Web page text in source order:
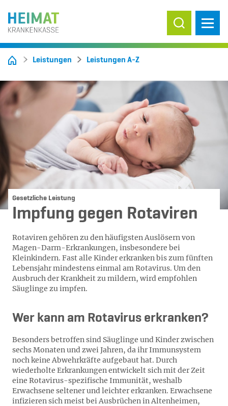
Suche ein-/
Leistungen Leistungen A-Z
Gesetzliche Leistung
Impfung gegen Rotaviren
Rotaviren gehören zu den häufigsten Auslösern von
Magen-Darm-Erkrankungen, insbesondere bei
Kleinkindern. Fast alle Kinder erkranken bis zum fünften
Lebensjahr mindestens einmal am Rotavirus. Um den
Ausbruch der Krankheit zu mildern, wird empfohlen
Säuglinge zu impfen.
Wer kann am Rotavirus erkranken?
Besonders betroffen sind Säuglinge und Kinder zwischen
sechs Monaten und zwei Jahren, da ihr Immunsystem
noch keine Abwehrkräfte aufgebaut hat. Durch
wiederholte Erkrankungen entwickelt sich mit der Zeit
eine Rotavirus-spezifische Immunität, weshalb
Erwachsene seltener und leichter erkranken. Erwachsene
infizieren sich meist bei Ausbrüchen in Altenheimen,